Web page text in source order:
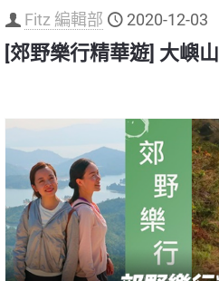
Fitz 編輯部 2020-12-03
[郊野樂行精華遊] 大嶼